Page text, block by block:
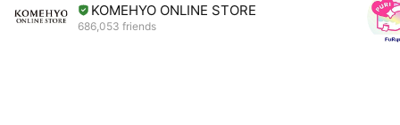
KOMEHYO ONLINE STORE
686,053 friends